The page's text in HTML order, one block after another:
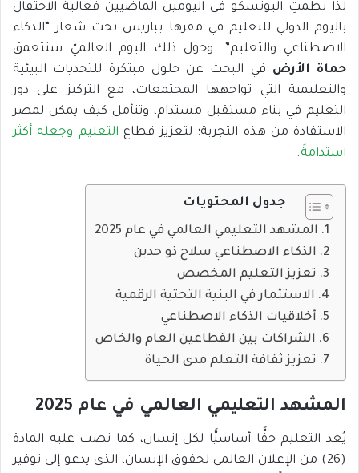
لذا نظَّمتِ اليونسكو في اليومين الماضيين فعاليةَ الاحتفال
باليوم الدولي للتعليم في مقرها بباريس تحت شعار “الذكاء
الاصطناعي والتعليم”. وحول ذلك اليوم العالميّ ستتعمق
حماة الأرض في البحث عن حلول مبتكرة للتحديات البيئية
والتعليمية التي تواجهها المجتمعات، مع التركيز على دور
التعليم في بناء مستقبل مستدام، وتتأمل كيف يمكن لمصر
الاستفادة من هذه التجربة؛ لتعزيز قطاع التعليم وجعله أكثر
استدامةً.
جدول المحتويات
المشهد التعليمي العالمي في عام 2025
الذكاء الاصطناعي سلاح ذو حدين
تعزيز التعليم المخصص
الاستثمار في البنية التحتية الرقمية
أخلاقيات الذكاء الاصطناعي
الشراكات بين القطاعين العام والخاص
تعزيز ثقافة التعلم مدى الحياة
المشهد التعليمي العالمي في عام 2025
يُعد التعليم حقًّا أساسيًّا لكل إنسان، كما نصت عليه المادة
(26) من الإعلان العالمي لحقوق الإنسان، الذي يدعو إلى توفير